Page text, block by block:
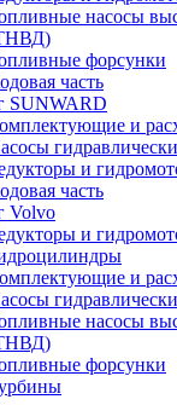
насосы
форсунки
часть
SUNWARD
и
и
часть
Volvo
и
и
насосы
форсунки